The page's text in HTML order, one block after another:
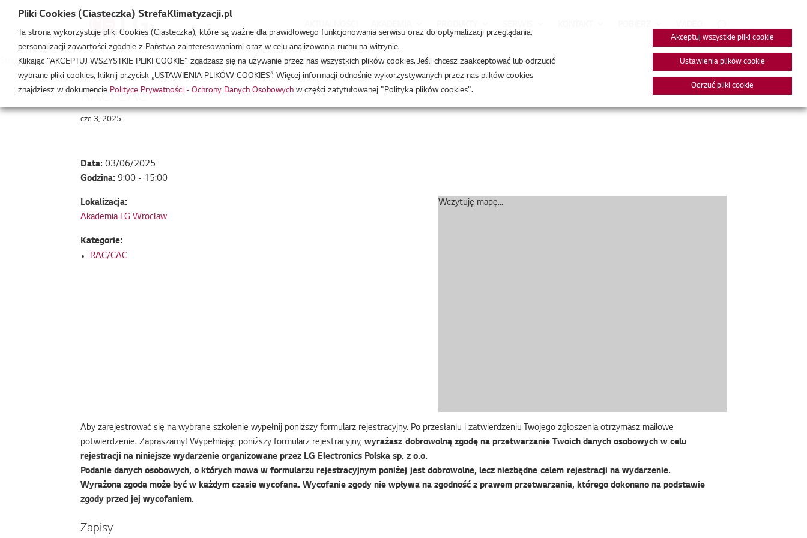
Strefa Klimatyzacji /Wydarzenia/RAC/CAC/RAC/CAC
RAC/CAC
cze 3, 2025
Data: 03/06/2025
Godzina: 9:00 - 15:00
Wczytuję mapę...
Lokalizacja:
Akademia LG Wrocław
Kategorie:
RAC/CAC
Aby zarejestrować się na wybrane szkolenie wypełnij poniższy formularz rejestracyjny. Po przesłaniu i zatwierdzeniu Twojego zgłoszenia otrzymasz mailowe
potwierdzenie. Zapraszamy! Wypełniając poniższy formularz rejestracyjny,wyrażasz dobrowolną zgodę na przetwarzanie Twoich danych osobowych w celu
rejestracji na niniejsze wydarzenie organizowane przez LG Electronics Polska sp. z o.o.
Podanie danych osobowych, o których mowa w formularzu rejestracyjnym poniżej jest dobrowolne, lecz niezbędne celem rejestracji na wydarzenie.
Wyrażona zgoda może być w każdym czasie wycofana. Wycofanie zgody nie wpływa na zgodność z prawem przetwarzania, którego dokonano na podstawie
zgody przed jej wycofaniem.
Zapisy
Pliki Cookies (Ciasteczka) StrefaKlimatyzacji.pl
Ta strona wykorzystuje pliki Cookies (Ciasteczka), które są ważne dla prawidłowego funkcjonowania serwisu oraz do optymalizacji przeglądania,
personalizacji zawartości zgodnie z Państwa zainteresowaniami oraz w celu analizowania ruchu na witrynie.
Klikając "AKCEPTUJ WSZYSTKIE PLIKI COOKIE" zgadzasz się na używanie przez nas wszystkich plików cookies. Jeśli chcesz zaakceptować lub odrzucić
wybrane pliki cookies, kliknij przycisk „USTAWIENIA PLIKÓW COOKIES”. Więcej informacji odnośnie wykorzystywanych przez nas plików cookies
znajdziesz w dokumencie Polityce Prywatności - Ochrony Danych Osobowych w części zatytułowanej "Polityka plików cookies".
Akceptuj wszystkie pliki cookie
Ustawienia plików cookie
Odrzuć pliki cookie